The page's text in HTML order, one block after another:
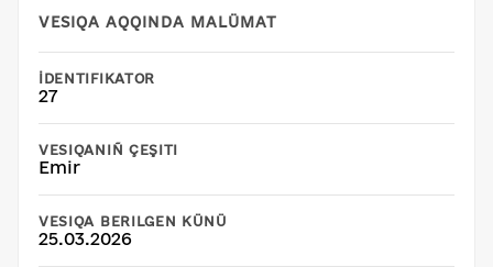
VESIQA AQQINDA MALÜMAT
İDENTIFIKATOR
27
VESIQANIÑ ÇEŞITI
Emir
VESIQA BERILGEN KÜNÜ
25.03.2026